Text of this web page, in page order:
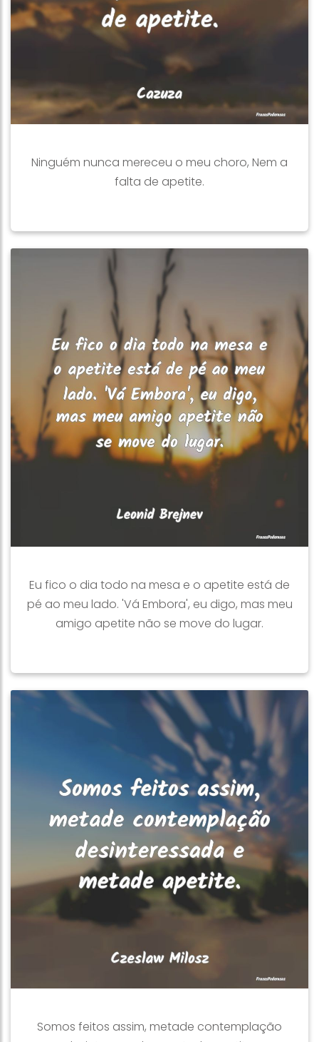
Ninguém nunca mereceu o meu choro, Nem a
falta de apetite.
Eu fico o dia todo na mesa e o apetite está de
pé ao meu lado. 'Vá Embora', eu digo, mas meu
amigo apetite não se move do lugar.
Somos feitos assim, metade contemplação